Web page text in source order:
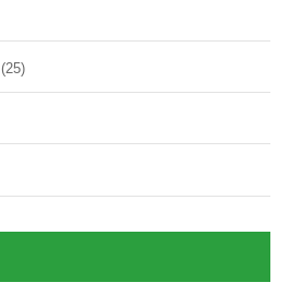
(25)